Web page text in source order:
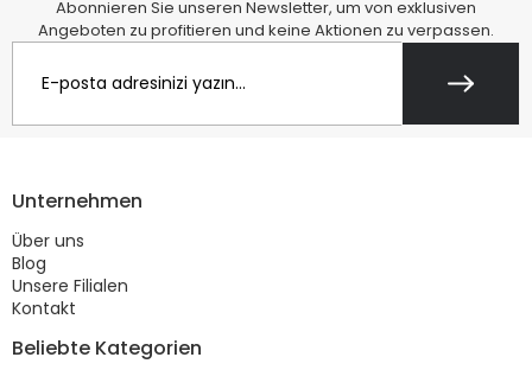
Abonnieren Sie unseren Newsletter, um von exklusiven
Angeboten zu profitieren und keine Aktionen zu verpassen.
Unternehmen
Über uns
Blog
Unsere Filialen
Kontakt
Beliebte Kategorien